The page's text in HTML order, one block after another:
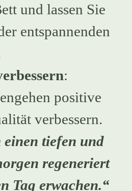
und lassen Sie
entspannenden
:
positive
verbessern.
tiefen und
regeneriert
Tag erwachen.“